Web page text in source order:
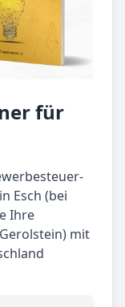
für
Esch (bei
Ihre
mit